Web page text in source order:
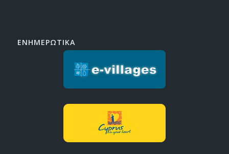
ΕΝΗΜΕΡΩΤΙΚΑ